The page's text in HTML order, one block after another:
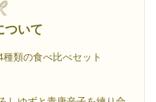
ついて
類の食べ比べセット